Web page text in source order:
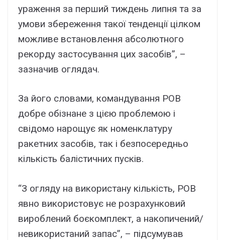
ураження за перший тиждень липня та за
умови збереження такої тенденції цілком
можливе встановлення абсолютного
рекорду застосування цих засобів”, –
зазначив оглядач.
За його словами, командування РОВ
добре обізнане з цією проблемою і
свідомо нарощує як номенклатуру
ракетних засобів, так і безпосередньо
кількість балістичних пусків.
“З огляду на використану кількість, РОВ
явно використовує не розрахунковий
вироблений боєкомплект, а накопичений/
невикористаний запас”, – підсумував